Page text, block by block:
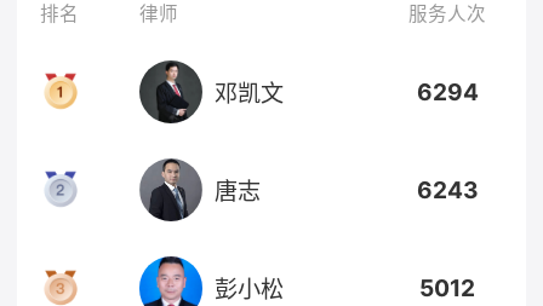
量需求。按件收费：一个阶段一个
算，通常几千元起步，争议金额大的
案子会更高。风险代理：先交一笔基
排名 律师 服务人次
邓凯文 6294
唐志 6243
彭小松 5012